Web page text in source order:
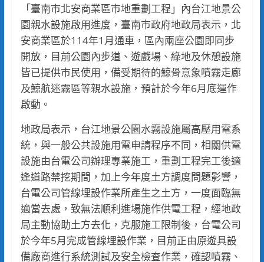
「臺南市北安商業區市地重劃工程」內台江地景公
園親水設施啟用進度，臺南市政府地政局表示，北
安商業區於114年1月通車，區內兩座公園即同步
開放，目前公園內步道、遊戲場、綠地及休憩設施
皆已提供市民使用，備受期待的鯨骨意象噴霧走廊
及鯨航迷霧區等親水設施，預計於今年6月底運作
啟動。
地政局表示，台江地景公園水霧設施屬高壓用電系
統，與一般公共設施用電申請程序不同，相關供電
設施由台電公司辦理專業施工，重劃工程完工後適
逢道路禁挖期間，加上今年度土方調度問題影響，
台電公司管線埋設作業所產生之土方，一度面臨無
適當去處，致無法順利進場施作供電工程，經地政
局主動協助土方去化，克服施工限制後，台電公司
於今年5月完成管線埋設作業，目前正由原遊具設
備廠商進行系統測試及安全檢查作業，確認噴霧、